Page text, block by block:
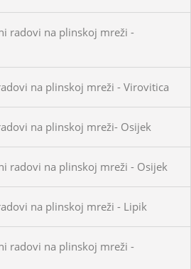
radovi na plinskoj mreži -
na plinskoj mreži - Virovitica
na plinskoj mreži- Osijek
radovi na plinskoj mreži - Osijek
na plinskoj mreži - Lipik
radovi na plinskoj mreži -